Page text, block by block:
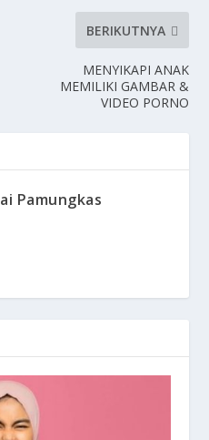
BERIKUTNYA
MENYIKAPI ANAK
MEMILIKI GAMBAR &
VIDEO PORNO
Pamungkas